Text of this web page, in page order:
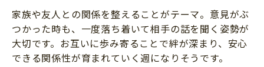
家族や友人との関係を整えることがテーマ。意見がぶ
つかった時も、一度落ち着いて相手の話を聞く姿勢が
大切です。お互いに歩み寄ることで絆が深まり、安心
できる関係性が育まれていく週になりそうです。